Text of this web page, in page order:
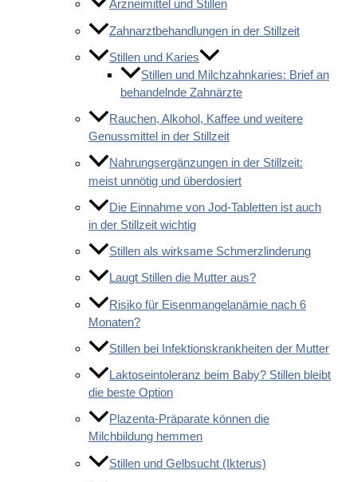
Arzneimittel und Stillen
Zahnarztbehandlungen in der Stillzeit
Stillen und Karies
Stillen und Milchzahnkaries: Brief an
behandelnde Zahnärzte
Rauchen, Alkohol, Kaffee und weitere
Genussmittel in der Stillzeit
Nahrungsergänzungen in der Stillzeit:
meist unnötig und überdosiert
Die Einnahme von Jod-Tabletten ist auch
in der Stillzeit wichtig
Stillen als wirksame Schmerzlinderung
Laugt Stillen die Mutter aus?
Risiko für Eisenmangelanämie nach 6
Monaten?
Stillen bei Infektionskrankheiten der Mutter
Laktoseintoleranz beim Baby? Stillen bleibt
die beste Option
Plazenta-Präparate können die
Milchbildung hemmen
Stillen und Gelbsucht (Ikterus)